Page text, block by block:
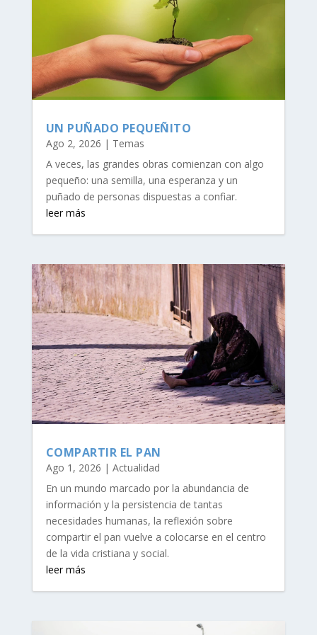
UN PUÑADO PEQUEÑITO
Ago 2, 2026 | Temas
A veces, las grandes obras comienzan con algo
pequeño: una semilla, una esperanza y un
puñado de personas dispuestas a confiar.
leer más
COMPARTIR EL PAN
Ago 1, 2026 | Actualidad
En un mundo marcado por la abundancia de
información y la persistencia de tantas
necesidades humanas, la reflexión sobre
compartir el pan vuelve a colocarse en el centro
de la vida cristiana y social.
leer más